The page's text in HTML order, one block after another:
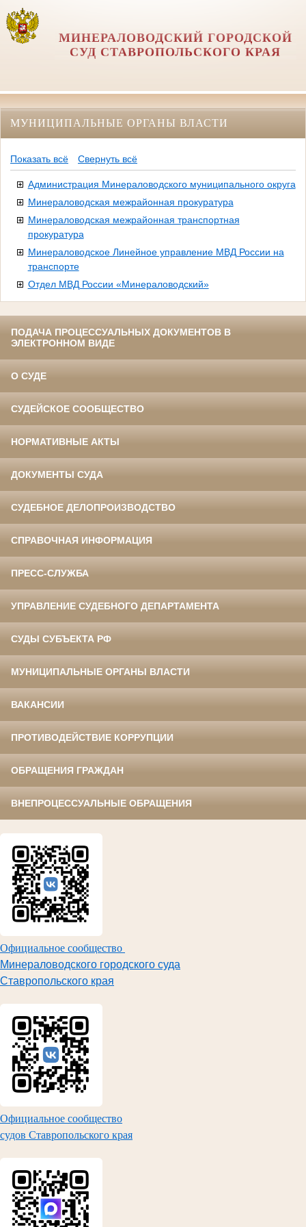
МИНЕРАЛОВОДСКИЙ ГОРОДСКОЙ
СУД СТАВРОПОЛЬСКОГО КРАЯ
МУНИЦИПАЛЬНЫЕ ОРГАНЫ ВЛАСТИ
Показать всё Свернуть всё
Администрация Минераловодского муниципального округа
Минераловодская межрайонная прокуратура
Минераловодская межрайонная транспортная
прокуратура
Минераловодское Линейное управление МВД России на
транспорте
Отдел МВД России «Минераловодский»
ПОДАЧА ПРОЦЕССУАЛЬНЫХ ДОКУМЕНТОВ В
ЭЛЕКТРОННОМ ВИДЕ
О СУДЕ
СУДЕЙСКОЕ СООБЩЕСТВО
НОРМАТИВНЫЕ АКТЫ
ДОКУМЕНТЫ СУДА
СУДЕБНОЕ ДЕЛОПРОИЗВОДСТВО
СПРАВОЧНАЯ ИНФОРМАЦИЯ
ПРЕСС-СЛУЖБА
УПРАВЛЕНИЕ СУДЕБНОГО ДЕПАРТАМЕНТА
СУДЫ СУБЪЕКТА РФ
МУНИЦИПАЛЬНЫЕ ОРГАНЫ ВЛАСТИ
ВАКАНСИИ
ПРОТИВОДЕЙСТВИЕ КОРРУПЦИИ
ОБРАЩЕНИЯ ГРАЖДАН
ВНЕПРОЦЕССУАЛЬНЫЕ ОБРАЩЕНИЯ
Официальное сообщество
Минераловодского городского суда
Ставропольского края
Официальное сообщество
судов Ставропольского края